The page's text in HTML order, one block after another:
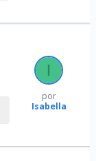
por
Isabella